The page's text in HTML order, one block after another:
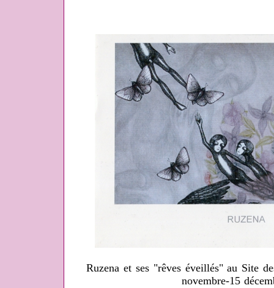
Ruzena et ses "rêves éveillés" au Site
novembre-15